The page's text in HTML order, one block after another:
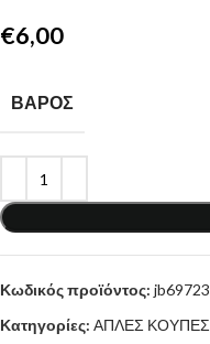
€
ΒΆΡΟΣ
Κωδικός προϊόντος: jb69723
Κατηγορίες: ΑΠΛΕΣ ΚΟΥΠΕΣ